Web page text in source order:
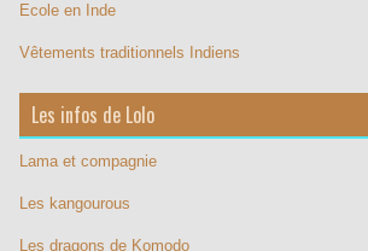
Ecole en Inde
Vêtements traditionnels Indiens
Les infos de Lolo
Lama et compagnie
Les kangourous
Les dragons de Komodo